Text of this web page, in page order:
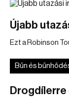
Újabb
Ezt a Robinson
Bűn és